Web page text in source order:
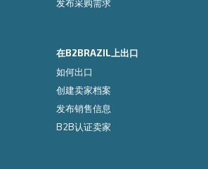
发布采购需求
在B2BRAZIL上出口
如何出口
创建卖家档案
发布销售信息
B2B认证卖家